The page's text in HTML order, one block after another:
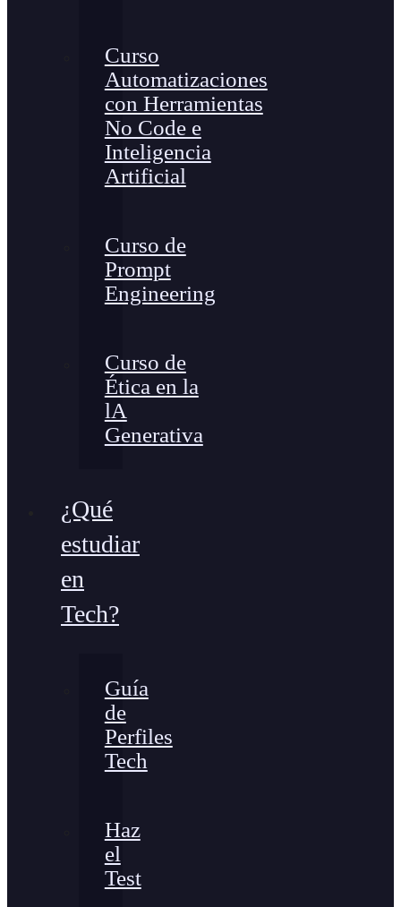
Curso
Automatizaciones
con Herramientas
No Code e
Inteligencia
Artificial
Curso de
Prompt
Engineering
Curso de
Ética en la
lA
Generativa
¿Qué
estudiar
en
Tech?
Guía
de
Perfiles
Tech
Haz
el
Test